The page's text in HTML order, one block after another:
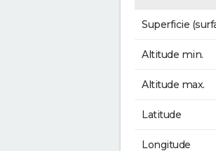
Superficie
Altitude min.
Altitude max.
Latitude
Longitude